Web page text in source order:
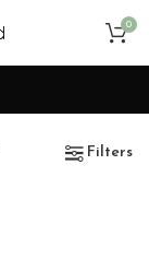
0
Filters